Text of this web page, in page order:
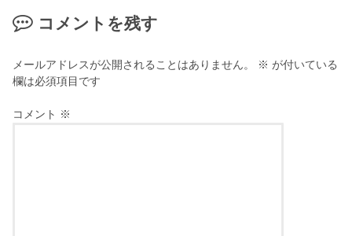
コメントを残す
メールアドレスが公開されることはありません。 ※ が付いている
欄は必須項目です
コメント ※